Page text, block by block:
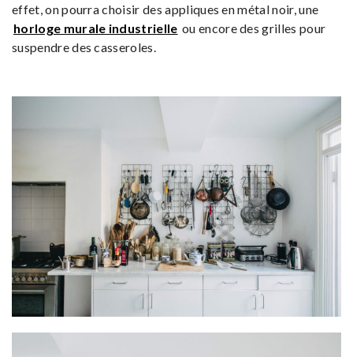
effet, on pourra choisir des appliques en métal noir, une
horloge murale industrielle ou encore des grilles pour
suspendre des casseroles.